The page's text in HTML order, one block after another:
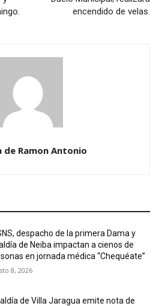
encendido de velas.
de Ramon Antonio
despacho de la primera Dama y
de Neiba impactan a cienos de
en jornada médica “Chequéate”
8, 2026
de Villa Jaragua emite nota de